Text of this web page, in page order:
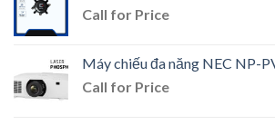
Call for Price
Máy chiếu đa năng NEC NP-
Call for Price